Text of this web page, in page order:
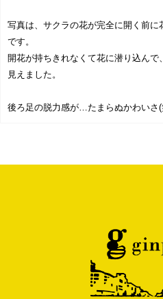
写真は、サクラの花が完全に開く前
です。
開花が持ちきれなくて花に潜り込ん
見えました。
後ろ足の脱力感が…たまらぬかわいさ(